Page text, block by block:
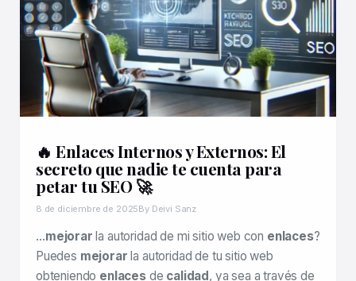
🔥 Enlaces Internos y Externos: El
secreto que nadie te cuenta para
petar tu SEO 🚀
8 de diciembre de 2025By Deivi Sanz
…mejorar la autoridad de mi sitio web con enlaces?
Puedes mejorar la autoridad de tu sitio web
obteniendo enlacesde calidad, ya sea a través de